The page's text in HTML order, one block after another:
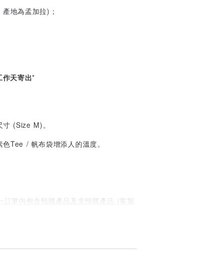
地為孟加拉)；
作天寄出*
(Size M)。
Tee / 帆布袋增添人的溫度。
單內包含預購產品及非預購產品 (客製